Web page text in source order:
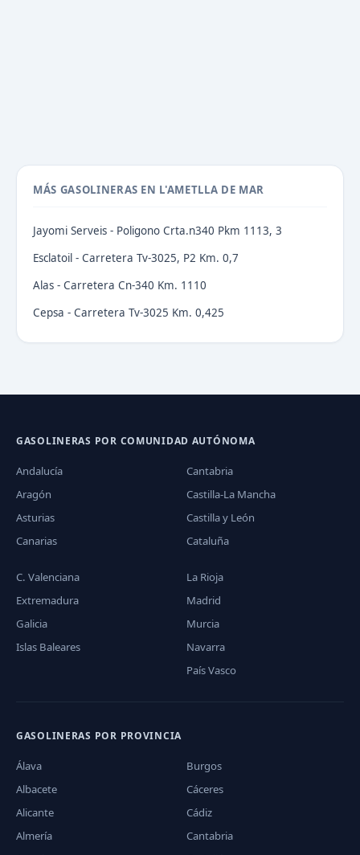
MÁS GASOLINERAS EN L'AMETLLA DE MAR
Jayomi Serveis - Poligono Crta.n340 Pkm 1113, 3
Esclatoil - Carretera Tv-3025, P2 Km. 0,7
Alas - Carretera Cn-340 Km. 1110
Cepsa - Carretera Tv-3025 Km. 0,425
GASOLINERAS POR COMUNIDAD AUTÓNOMA
Andalucía
Aragón
Asturias
Canarias
Cantabria
Castilla-La Mancha
Castilla y León
Cataluña
C. Valenciana
Extremadura
Galicia
Islas Baleares
La Rioja
Madrid
Murcia
Navarra
País Vasco
GASOLINERAS POR PROVINCIA
Álava
Albacete
Alicante
Almería
Burgos
Cáceres
Cádiz
Cantabria